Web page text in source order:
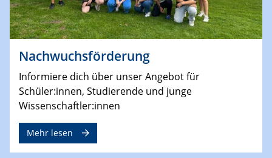
Nachwuchsförderung
Informiere dich über unser Angebot für
Schüler:innen, Studierende und junge
Wissenschaftler:innen
Mehr lesen